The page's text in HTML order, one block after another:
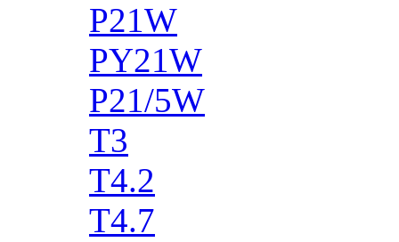
P21W
PY21W
P21/5W
T3
T4.2
T4.7